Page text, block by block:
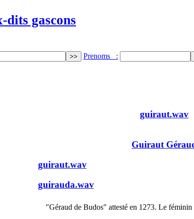
dits gascons
Prenoms :
guiraut.wav
Guiraut
guiraut.wav
guirauda.wav
"Géraud de Budos" attesté en 1273. Le